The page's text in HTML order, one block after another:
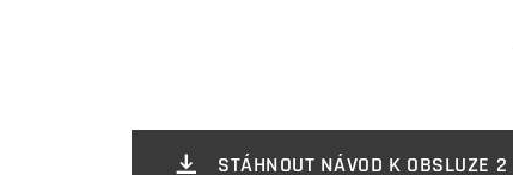
STÁHNOUT NÁVOD K OBSLUZE 2